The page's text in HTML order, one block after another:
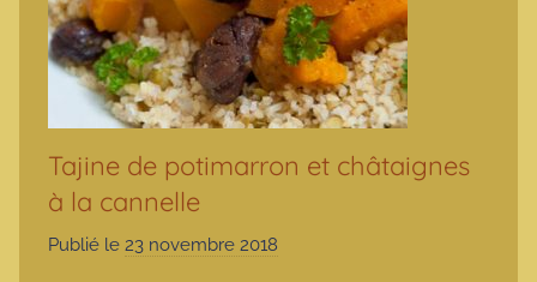
Tajine de potimarron et châtaignes
à la cannelle
Publié le 23 novembre 2018